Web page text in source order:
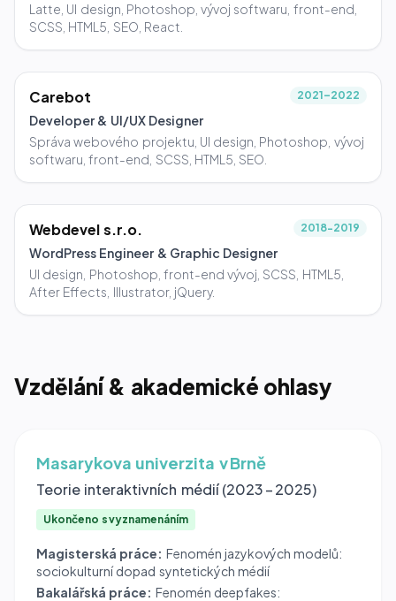
Latte, UI design, Photoshop, vývoj softwaru, front-end,
SCSS, HTML5, SEO, React.
2021–2022
Carebot
Developer & UI/UX Designer
Správa webového projektu, UI design, Photoshop, vývoj
softwaru, front-end, SCSS, HTML5, SEO.
2018-2019
Webdevel s.r.o.
WordPress Engineer & Graphic Designer
UI design, Photoshop, front-end vývoj, SCSS, HTML5,
After Effects, Illustrator, jQuery.
Vzdělání & akademické ohlasy
Masarykova univerzita v Brně
Teorie interaktivních médií (2023 – 2025)
Ukončeno s vyznamenáním
Magisterská práce: Fenomén jazykových modelů:
sociokulturní dopad syntetických médií
Bakalářská práce: Fenomén deepfakes: